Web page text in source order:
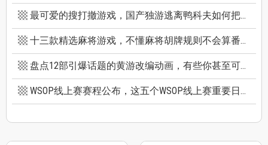
最可爱的搜打撤游戏，国产独游逃离鸭科夫如何把搜打撤玩出新高度
十三款精选麻将游戏，不懂麻将胡牌规则不会算番也能玩
盘点12部引爆话题的黄游改编动画，有些你甚至可能不知道它原作是黄游
WSOP线上赛赛程公布，这五个WSOP线上赛重要日期千万别错过